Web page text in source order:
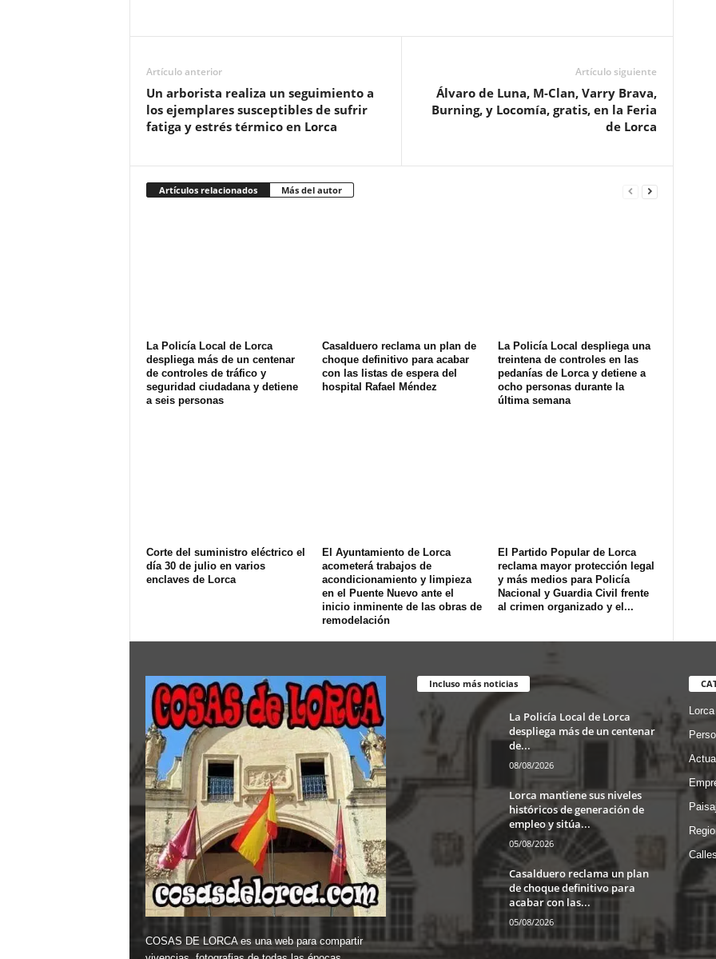
Artículo anterior
Un arborista realiza un seguimiento a
los ejemplares susceptibles de sufrir
fatiga y estrés térmico en Lorca
Artículo siguiente
Álvaro de Luna, M-Clan, Varry Brava,
Burning, y Locomía, gratis, en la Feria
de Lorca
Artículos relacionados Más del autor
La Policía Local de Lorca
despliega más de un centenar
de controles de tráfico y
seguridad ciudadana y detiene
a seis personas
Casalduero reclama un plan de
choque definitivo para acabar
con las listas de espera del
hospital Rafael Méndez
La Policía Local despliega una
treintena de controles en las
pedanías de Lorca y detiene a
ocho personas durante la
última semana
Corte del suministro eléctrico el
día 30 de julio en varios
enclaves de Lorca
El Ayuntamiento de Lorca
acometerá trabajos de
acondicionamiento y limpieza
en el Puente Nuevo ante el
inicio inminente de las obras de
remodelación
El Partido Popular de Lorca
reclama mayor protección legal
y más medios para Policía
Nacional y Guardia Civil frente
al crimen organizado y el...
COSAS DE LORCA es una web para compartir
Incluso más noticias
La Policía Local de Lorca
despliega más de un centenar
de...
08/08/2026
Lorca mantiene sus niveles
históricos de generación de
empleo y sitúa...
05/08/2026
Casalduero reclama un plan
de choque definitivo para
acabar con las...
05/08/2026
Lorca